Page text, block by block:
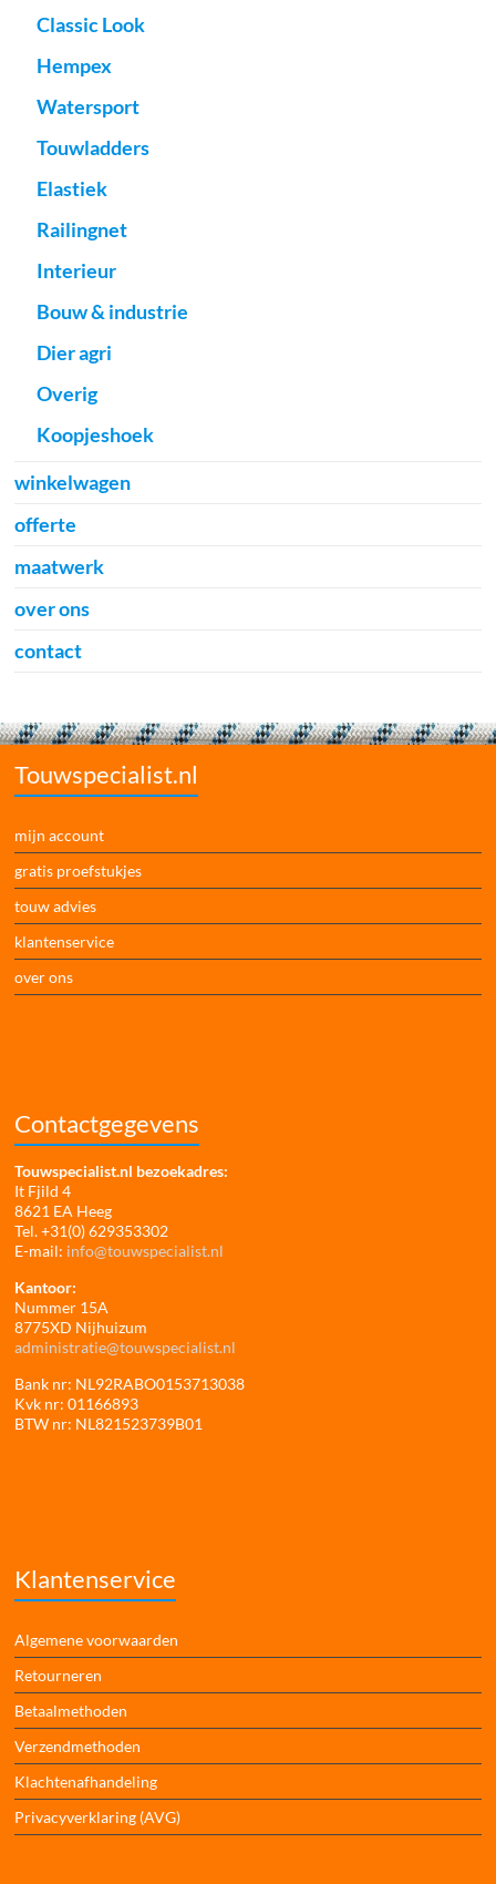
Classic Look
Hempex
Watersport
Touwladders
Elastiek
Railingnet
Interieur
Bouw & industrie
Dier agri
Overig
Koopjeshoek
winkelwagen
offerte
maatwerk
over ons
contact
Touwspecialist.nl
mijn account
gratis proefstukjes
touw advies
klantenservice
over ons
Contactgegevens
Touwspecialist.nl bezoekadres:
It Fjild 4
8621 EA Heeg
Tel. +31(0) 629353302
E-mail: info@touwspecialist.nl
Kantoor:
Nummer 15A
8775XD Nijhuizum
administratie@touwspecialist.nl
Bank nr: NL92RABO0153713038
Kvk nr: 01166893
BTW nr: NL821523739B01
Klantenservice
Algemene voorwaarden
Retourneren
Betaalmethoden
Verzendmethoden
Klachtenafhandeling
Privacyverklaring (AVG)